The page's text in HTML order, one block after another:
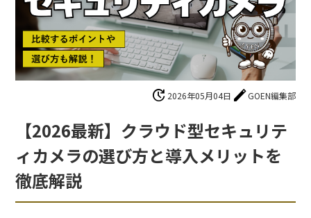
update 2026年05月04日 editGOEN編集部
【2026最新】クラウド型セキュリテ
ィカメラの選び方と導入メリットを
徹底解説